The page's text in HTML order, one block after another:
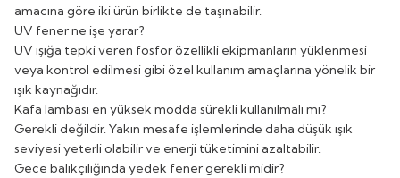
amacına göre iki ürün birlikte de taşınabilir.
UV fener ne işe yarar?
UV ışığa tepki veren fosfor özellikli ekipmanların yüklenmesi
veya kontrol edilmesi gibi özel kullanım amaçlarına yönelik bir
ışık kaynağıdır.
Kafa lambası en yüksek modda sürekli kullanılmalı mı?
Gerekli değildir. Yakın mesafe işlemlerinde daha düşük ışık
seviyesi yeterli olabilir ve enerji tüketimini azaltabilir.
Gece balıkçılığında yedek fener gerekli midir?